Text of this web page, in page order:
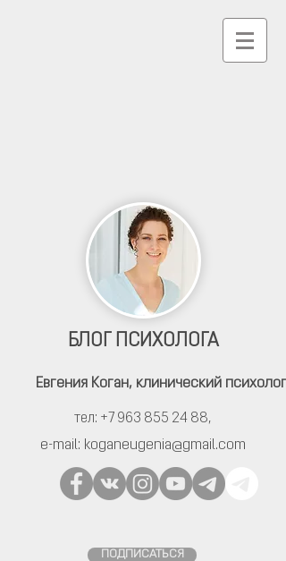
БЛОГ ПСИХОЛОГА
Евгения Коган, клинический психолог
тел: +7 963 855 24 88,
e-mail: koganeugenia@gmail.com
ПОДПИСАТЬСЯ